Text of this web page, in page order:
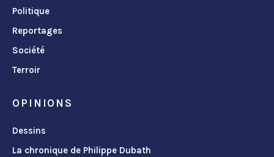
Politique
Reportages
Société
Terroir
OPINIONS
Dessins
La chronique de Philippe Dubath